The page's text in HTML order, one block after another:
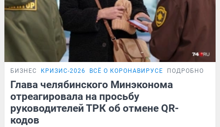
БИЗНЕС КРИЗИС-2026 ВСЁ О КОРОНАВИРУСЕ ПОДРОБНОСТИ
Глава челябинского Минэконома
отреагировала на просьбу
руководителей ТРК об отмене QR-
кодов